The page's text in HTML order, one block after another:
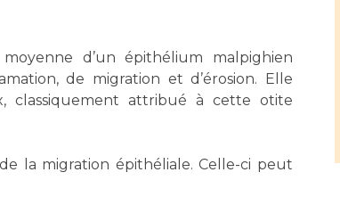
nucléaire
rares
Sécurité
Les
d'activité médicale
et Cytologie
d'Infectiologie
d’un épithélium malpighien
de migration et d’érosion. Elle
classiquement attribué à cette otite
la migration épithéliale. Celle-ci peut